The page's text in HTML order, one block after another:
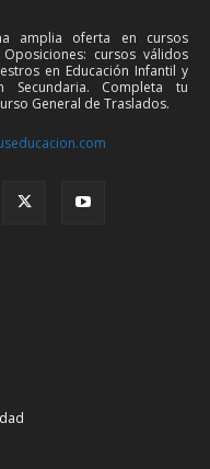
amplia oferta en cursos
cursos válidos
en Educación Infantil y
Secundaria. Completa tu
General de Traslados.